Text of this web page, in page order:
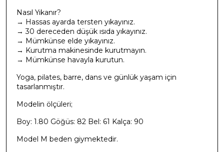
Nasıl Yıkanır?
→ Hassas ayarda tersten yıkayınız.
→ 30 dereceden düşük ısıda yıkayınız.
→ Mümkünse elde yıkayınız.
→ Kurutma makinesinde kurutmayın.
→ Mümkünse havayla kurutun.
Yoga, pilates, barre, dans ve günlük yaşam için
tasarlanmıştır.
Modelin ölçüleri;
Boy: 1.80 Göğüs: 82 Bel: 61 Kalça: 90
Model M beden giymektedir.